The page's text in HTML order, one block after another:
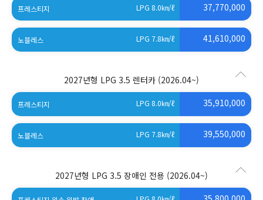
프레스티지 LPG 8.0㎞/ℓ 37,770,000
노블레스 LPG 7.8㎞/ℓ 41,610,000
2027년형 LPG 3.5 렌터카 (2026.04~)
프레스티지 LPG 8.0㎞/ℓ 35,910,000
노블레스 LPG 7.8㎞/ℓ 39,550,000
2027년형 LPG 3.5 장애인 전용 (2026.04~)